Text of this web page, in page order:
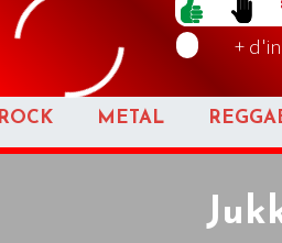
+
ROCK METAL